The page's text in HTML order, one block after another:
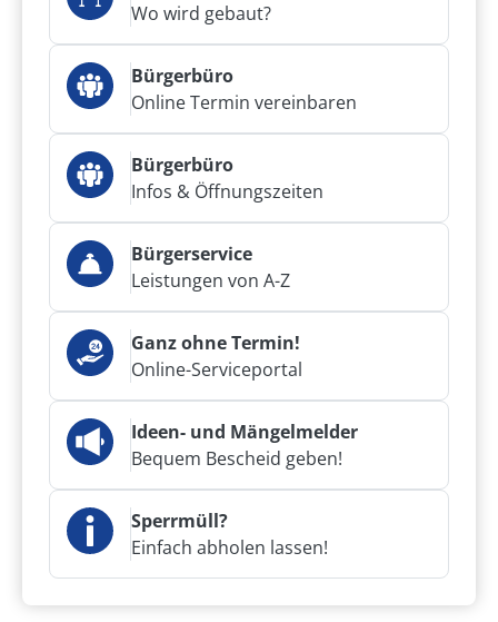
Wo wird gebaut?
Bürgerbüro
Online Termin vereinbaren
Bürgerbüro
Infos & Öffnungszeiten
Bürgerservice
Leistungen von A-Z
Ganz ohne Termin!
Online-Serviceportal
Ideen- und Mängelmelder
Bequem Bescheid geben!
Sperrmüll?
Einfach abholen lassen!